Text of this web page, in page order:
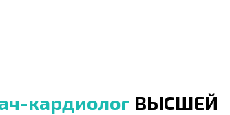
кардиолог ВЫСШЕЙ